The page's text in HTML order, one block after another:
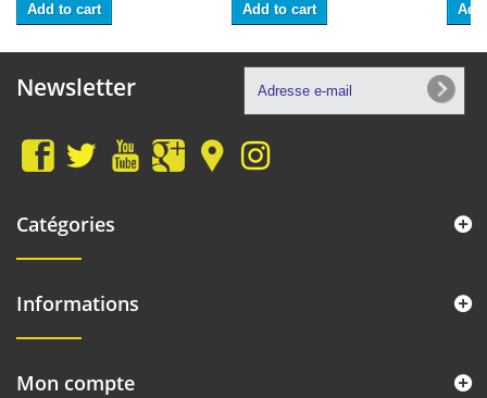
Add to cart Add to cart
Newsletter
Catégories
Informations
Mon compte